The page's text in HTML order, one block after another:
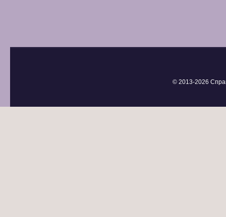
© 2013-2026